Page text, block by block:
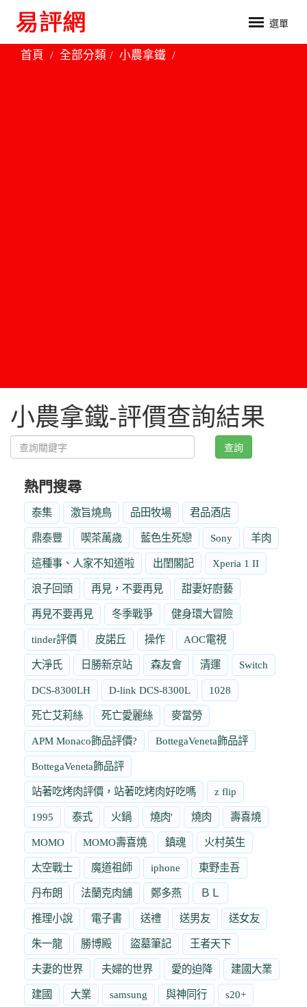
選單
首頁 全部分類 小農拿鐵
小農拿鐵-評價查詢結果
查詢
熱門搜尋
泰集 激旨燒鳥 品田牧場 君品酒店
鼎泰豐 喫茶萬歲 藍色生死戀 Sony 羊肉
這種事、人家不知道啦 出閨閣記 Xperia 1 II
浪子回頭 再見，不要再見 甜妻好廚藝
再見不要再見 冬季戰爭 健身環大冒險
tinder評價 皮諾丘 操作 AOC電視
大淨氏 日勝新京站 森友會 清運 Switch
DCS-8300LH D-link DCS-8300L 1028
死亡艾莉絲 死亡愛麗絲 麥當勞
APM Monaco飾品評價? BottegaVeneta飾品評
BottegaVeneta飾品評
站著吃烤肉評價，站著吃烤肉好吃嗎 z flip
1995 泰式 火鍋 燒肉' 燒肉 壽喜燒
MOMO MOMO壽喜燒 鎮魂 火村英生
太空戰士 魔道祖師 iphone 東野圭吾
丹布朗 法蘭克肉舖 鄭多燕 ＢＬ
推理小說 電子書 送禮 送男友 送女友
朱一龍 勝博殿 盜墓筆記 王者天下
夫妻的世界 夫婦的世界 愛的迫降 建國大業
建國 大業 samsung 與神同行 s20+